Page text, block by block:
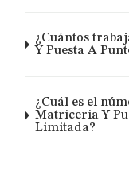
¿Cuántos
Y Puesta A
¿Cuál es el
Matriceria Y
Limitada?